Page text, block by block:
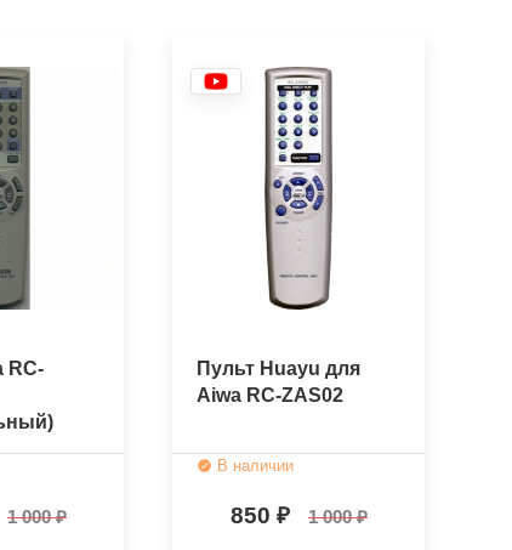
RC-
1 000
Пульт Huayu для
Aiwa RC-ZAS02
В наличии
850 1 000